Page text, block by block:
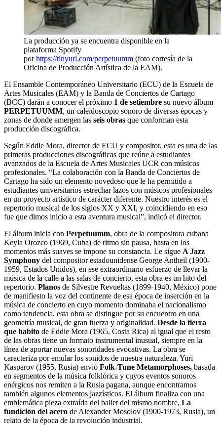
La producción ya se encuentra disponible en la
plataforma Spotify
porhttps://tinyurl.com/perpetuumm (foto cortesía de la
Oficina de Producción Artística de la EAM).
El Ensamble Contemporáneo Universitario (ECU) de la Escuela de
Artes Musicales (EAM) y la Banda de Conciertos de Cartago
(BCC) darán a conocer el próximo 1 de setiembre su nuevo álbum
PERPETUUMM, un caleidoscopio sonoro de diversas épocas y
zonas de donde emergen las seis obras que conforman esta
producción discográfica.
Según Eddie Mora, director de ECU y compositor, esta es una de las
primeras producciones discográficas que reúne a estudiantes
avanzados de la Escuela de Artes Musicales UCR con músicos
profesionales. “La colaboración con la Banda de Conciertos de
Cartago ha sido un elemento novedoso que le ha permitido a
estudiantes universitarios estrechar lazos con músicos profesionales
en un proyecto artístico de carácter diferente. Nuestro interés es el
repertorio musical de los siglos XX y XXI, y coincidiendo en eso
fue que dimos inicio a esta aventura musical”, indicó el director.
El álbum inicia con Perpetuumm, obra de la compositora cubana
Keyla Orozco (1969, Cuba) de ritmo sin pausa, hasta en los
momentos más suaves se impone su constancia. Le sigue A Jazz
Symphony del compositor estadounidense George Antheil (1900-
1959, Estados Unidos), en ese extraordinario esfuerzo de llevar la
música de la calle a las salas de concierto, esta obra es un hito del
repertorio. Planos de Silvestre Revueltas (1899-1940, México) pone
de manifiesto la voz del continente de esa época de inserción en la
música de concierto en cuyo momento dominaba el nacionalismo
como tendencia, esta obra se distingue por su encuentro en una
geometría musical, de gran fuerza y originalidad. Desde la tierra
que habito de Eddie Mora (1965, Costa Rica) al igual que el resto
de las obras tiene un formato instrumental inusual, siempre en la
línea de aportar nuevas sonoridades evocativas. La obra se
caracteriza por emular los sonidos de nuestra naturaleza. Yuri
Kasparov (1955, Rusia) envió Folk-Tune Metamorphoses, basada
en segmentos de la música folklórica y cuyos eventos sonoros
enérgicos nos remiten a la Rusia pagana, aunque encontramos
también algunos elementos jazzísticos. El álbum finaliza con una
emblemática pieza extraída del ballet del mismo nombre, La
fundición del acero de Alexander Mosolov (1900-1973, Rusia), un
relato de la época de la revolución industrial.